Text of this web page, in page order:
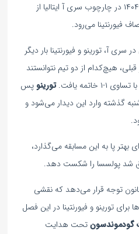
تورینو در تاریخ یکشنبه ۹ شهریور ۱۴۰۴ در چارچوب سری آ ایتالیا از
آ، تورینو و فیورنتینا بار دیگر
هیچ‌کدام از دو تیم نتوانستند
یافت.
تورینو پس
گذشته وارد این دیدار می‌شود و
بهتر پا به این مسابقه می‌گذارد،
شد پولسسا را شکست دهد.
کانون توجه قرار می‌دهد که نقشی
تورینو و فیورنتینا در این فصل
گودموندسونتحت هدایت